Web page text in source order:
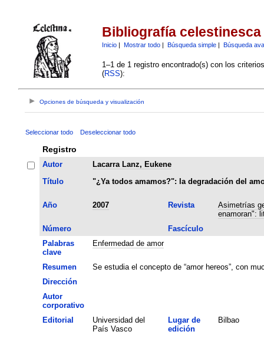
Bibliografía celestinesca
Inicio| Mostrar todo| Búsqueda simple| Búsqueda
1–1 de 1 registro encontrado(s) con los
(RSS):
Opciones de búsqueda y visualización
Seleccionar todo Deseleccionar todo
Registro
Autor
Lacarra Lanz, Eukene
Título
"¿Ya todos amamos?": la degradación del
Año 2007 Revista
Asimetrías
enamoran":
Número
Fascículo
Palabras
clave
Enfermedad de amor
Resumen
Se estudia el concepto de “amor hereos”, con
Dirección
Autor
corporativo
Editorial
Universidad del
País Vasco
Lugar de
edición
Bilbao